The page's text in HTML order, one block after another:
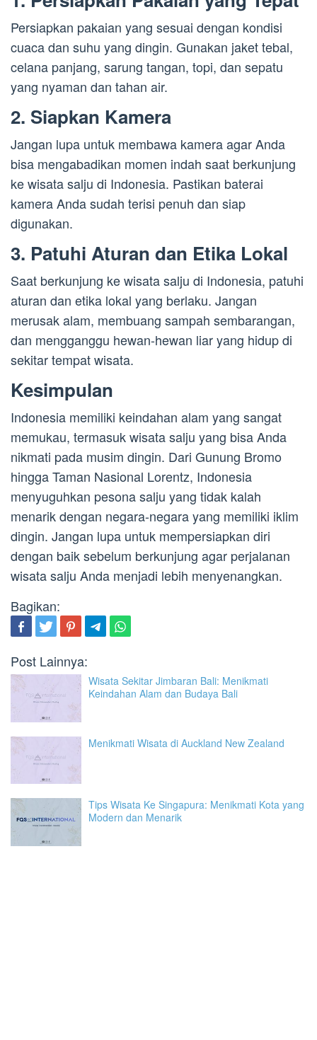
Persiapkan pakaian yang sesuai dengan kondisi
cuaca dan suhu yang dingin. Gunakan jaket tebal,
celana panjang, sarung tangan, topi, dan sepatu
yang nyaman dan tahan air.
2. Siapkan Kamera
Jangan lupa untuk membawa kamera agar Anda
bisa mengabadikan momen indah saat berkunjung
ke wisata salju di Indonesia. Pastikan baterai
kamera Anda sudah terisi penuh dan siap
digunakan.
3. Patuhi Aturan dan Etika Lokal
Saat berkunjung ke wisata salju di Indonesia, patuhi
aturan dan etika lokal yang berlaku. Jangan
merusak alam, membuang sampah sembarangan,
dan mengganggu hewan-hewan liar yang hidup di
sekitar tempat wisata.
Kesimpulan
Indonesia memiliki keindahan alam yang sangat
memukau, termasuk wisata salju yang bisa Anda
nikmati pada musim dingin. Dari Gunung Bromo
hingga Taman Nasional Lorentz, Indonesia
menyuguhkan pesona salju yang tidak kalah
menarik dengan negara-negara yang memiliki iklim
dingin. Jangan lupa untuk mempersiapkan diri
dengan baik sebelum berkunjung agar perjalanan
wisata salju Anda menjadi lebih menyenangkan.
Bagikan:
Post Lainnya:
Wisata Sekitar Jimbaran Bali: Menikmati
Keindahan Alam dan Budaya Bali
Menikmati Wisata di Auckland New Zealand
Tips Wisata Ke Singapura: Menikmati Kota yang
Modern dan Menarik